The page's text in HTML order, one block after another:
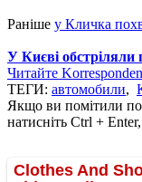
Раніше у Кличка
У Києві обстріляли
Читайте
ТЕГИ: автомобили,
Якщо ви помітили
натисніть Ctrl +